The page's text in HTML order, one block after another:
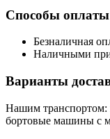
Способы оплаты
Безналичная
Наличными при
Варианты
Нашим
бортовые машины с